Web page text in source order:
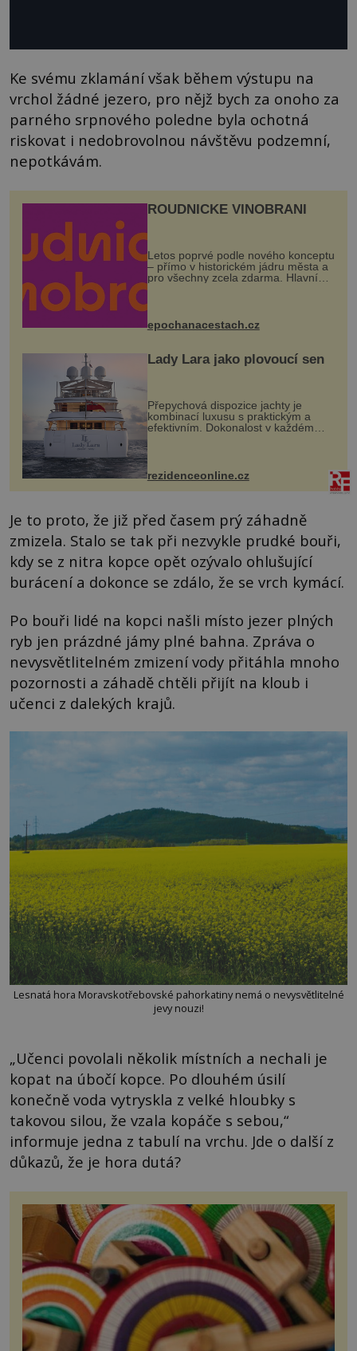
Ke svému zklamání však během výstupu na
vrchol žádné jezero, pro nějž bych za onoho za
parného srpnového poledne byla ochotná
riskovat i nedobrovolnou návštěvu podzemní,
nepotkávám.
ROUDNICKÉ VINOBRANÍ
Letos poprvé podle nového konceptu
– přímo v historickém jádru města a
pro všechny zcela zdarma. Hlavní
program se odehraje na Karlově a
mohou těšit na víno, burčák, pes...
epochanacestach.cz
Lady Lara jako plovoucí sen
Přepychová dispozice jachty je
kombinací luxusu s praktickým a
efektivním. Dokonalost v každém
detailu představuje značka Fendi
Casa, kterou byly vybaveny její
paluby. Monacký přístav nabízí
každoročn...
rezidenceonline.cz
Je to proto, že již před časem prý záhadně
zmizela. Stalo se tak při nezvykle prudké bouři,
kdy se z nitra kopce opět ozývalo ohlušující
burácení a dokonce se zdálo, že se vrch kymácí.
Po bouři lidé na kopci našli místo jezer plných
ryb jen prázdné jámy plné bahna. Zpráva o
nevysvětlitelném zmizení vody přitáhla mnoho
pozornosti a záhadě chtěli přijít na kloub i
učenci z dalekých krajů.
Lesnatá hora Moravskotřebovské pahorkatiny nemá o nevysvětlitelné
jevy nouzi!
„Učenci povolali několik místních a nechali je
kopat na úbočí kopce. Po dlouhém úsilí
konečně voda vytryskla z velké hloubky s
takovou silou, že vzala kopáče s sebou,“
informuje jedna z tabulí na vrchu. Jde o další z
důkazů, že je hora dutá?